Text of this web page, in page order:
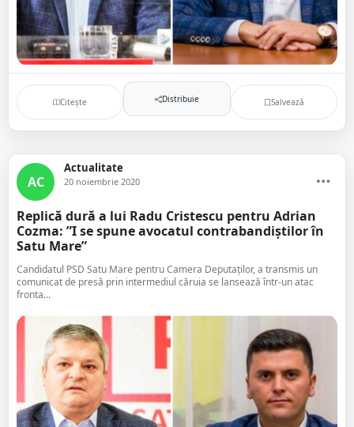
Citește Distribuie Salvează
AC
Actualitate
20 noiembrie 2020
Replică dură a lui Radu Cristescu pentru Adrian
Cozma: ”I se spune avocatul contrabandiștilor în
Satu Mare”
Candidatul PSD Satu Mare pentru Camera Deputaților, a transmis un
comunicat de presă prin intermediul căruia se lansează într-un atac
fronta...